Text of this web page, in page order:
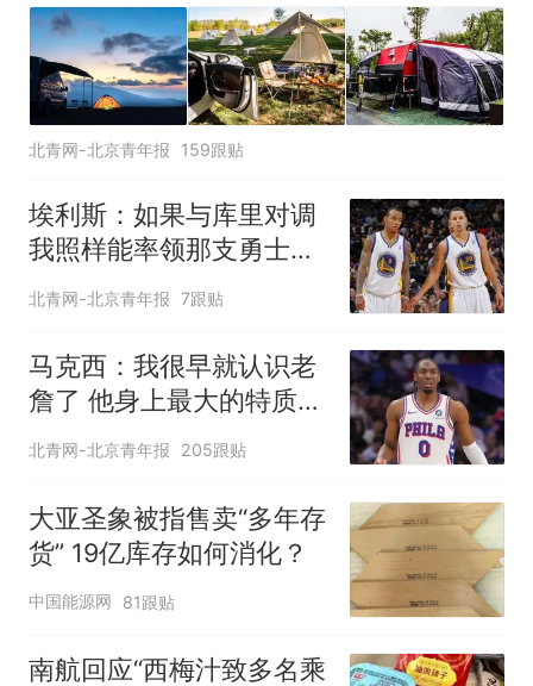
北青网-北京青年报 159跟贴
埃利斯：如果与库里对调
我照样能率领那支勇士取
得现在的成就
北青网-北京青年报 7跟贴
马克西：我很早就认识老
詹了 他身上最大的特质就
是谦逊
北青网-北京青年报 205跟贴
大亚圣象被指售卖“多年存
货” 19亿库存如何消化？
中国能源网 81跟贴
南航回应“西梅汁致多名乘